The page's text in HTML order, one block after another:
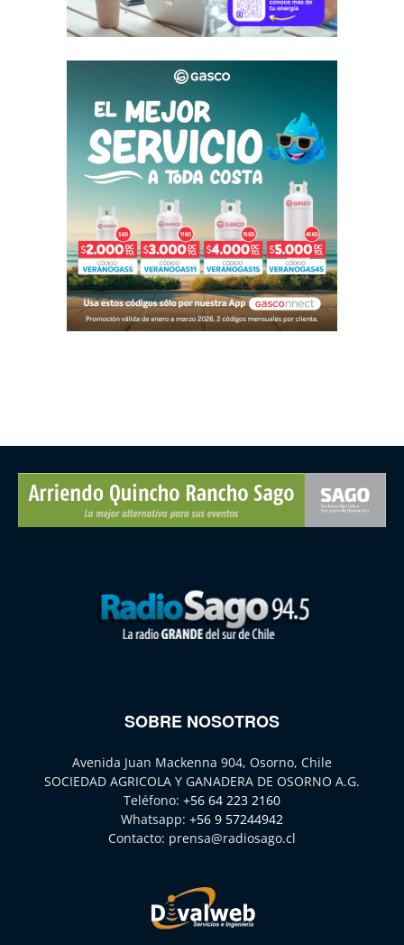
SOBRE NOSOTROS
Avenida Juan Mackenna 904, Osorno, Chile
SOCIEDAD AGRICOLA Y GANADERA DE OSORNO A.G.
Teléfono: +56 64 223 2160
Whatsapp: +56 9 57244942
Contacto: prensa@radiosago.cl